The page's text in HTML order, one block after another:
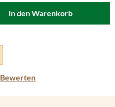
Bewerten
In den Warenkorb